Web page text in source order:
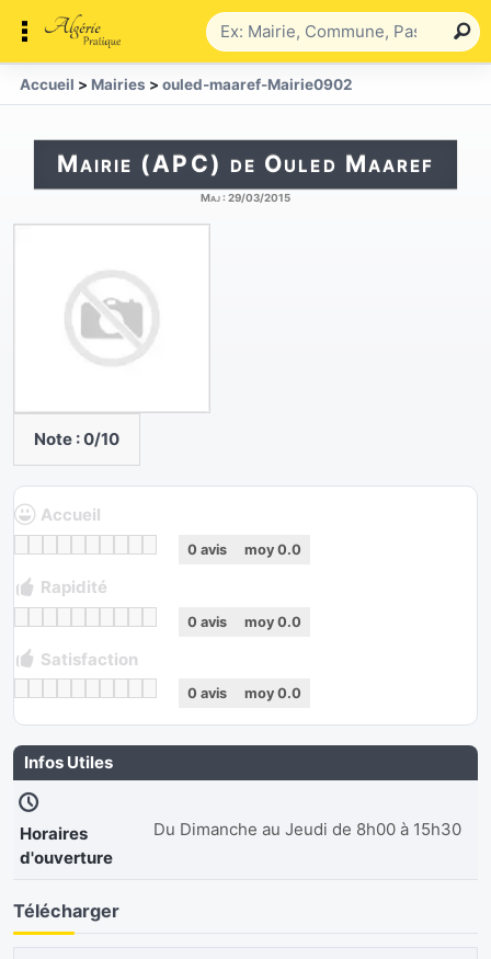
Accueil > Mairies > ouled-maaref-Mairie0902
Mairie (APC) de Ouled Maaref
Maj : 29/03/2015
Note :0/10
Accueil
0 avis moy 0.0
Rapidité
0 avis moy 0.0
Satisfaction
0 avis moy 0.0
Infos Utiles
Horaires
d'ouverture
Du Dimanche au Jeudi de 8h00 à 15h30
Télécharger